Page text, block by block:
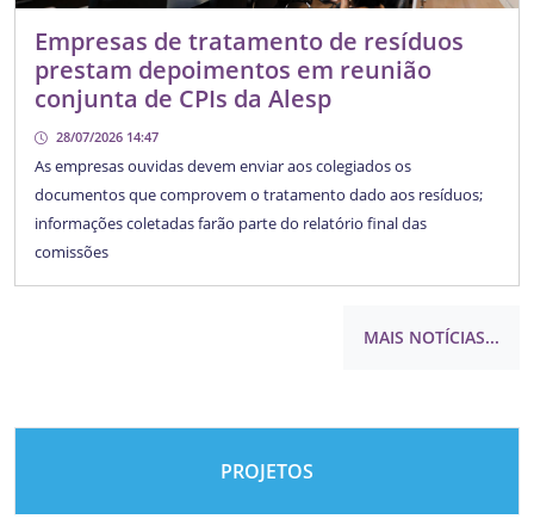
Empresas de tratamento de resíduos
prestam depoimentos em reunião
conjunta de CPIs da Alesp
28/07/2026 14:47
As empresas ouvidas devem enviar aos colegiados os
documentos que comprovem o tratamento dado aos resíduos;
informações coletadas farão parte do relatório final das
comissões
MAIS NOTÍCIAS...
PROJETOS